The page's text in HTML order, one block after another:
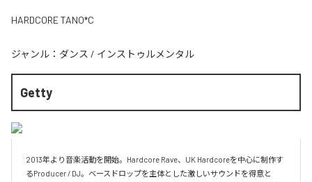
HARDCORE TANO*C
ジャンル： ダンス / インストゥルメンタル
Getty
2013年より音楽活動を開始。Hardcore Rave、UK Hardcoreを中心に制作す
るProducer / DJ。ベースドロップを主体とした激しいサウンドを得意と